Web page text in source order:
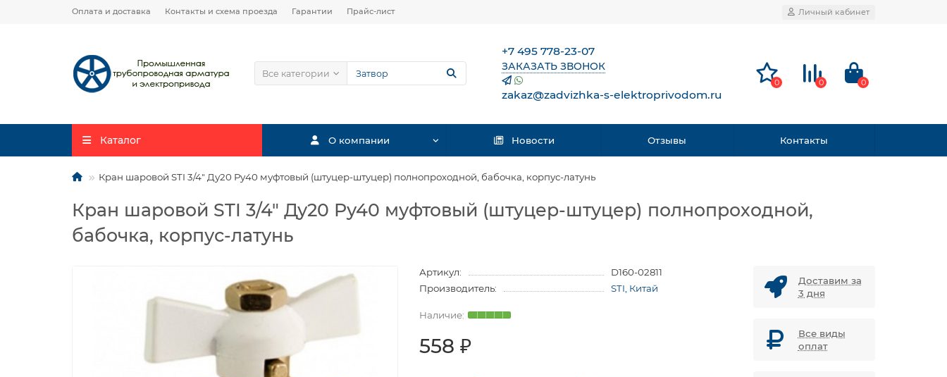
Оплата и доставка Контакты и схема проезда Гарантии Прайс-лист Личный кабинет
Все категории
+7 495 778-23-07
ЗАКАЗАТЬ ЗВОНОК
zakaz@zadvizhka-s-elektroprivodom.ru
0 0 0
Каталог О компании Новости Отзывы Контакты
Кран шаровой STI 3/4″ Ду20 Ру40 муфтовый (штуцер-штуцер) полнопроходной, бабочка, корпус-латунь
Кран шаровой STI 3/4″ Ду20 Ру40 муфтовый (штуцер-штуцер) полнопроходной,
бабочка, корпус-латунь
Артикул:
D160-02811
Производитель:
STI, Китай
558 ₽
Доставим за
3 дня
Все виды
оплат